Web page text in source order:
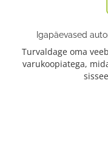
Igapäevased
Turvaldage oma
varukoopiatega,